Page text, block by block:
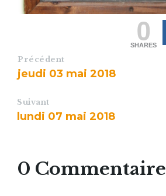
0
SHARES
Précédent
jeudi 03 mai 2018
Suivant
lundi 07 mai 2018
0 Commentaire